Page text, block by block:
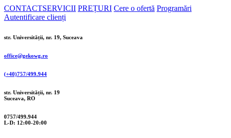
CONTACTSERVICII PREȚURI Cere o ofertă Programări
Autentificare clienți
str. Universității, nr. 19, Suceava
office@gekowg.ro
(+40)757/499.944
str. Universității, nr. 19
Suceava, RO
0757/499.944
L-D: 12:00-20:00